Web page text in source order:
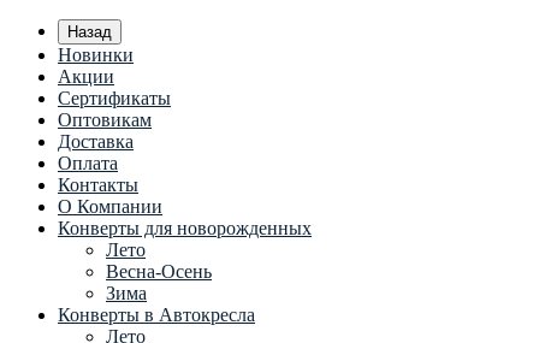
Назад
Новинки
Акции
Сертификаты
Оптовикам
Доставка
Оплата
Контакты
О Компании
Конверты для новорожденных
Лето
Весна-Осень
Зима
Конверты в Автокресла
Лето